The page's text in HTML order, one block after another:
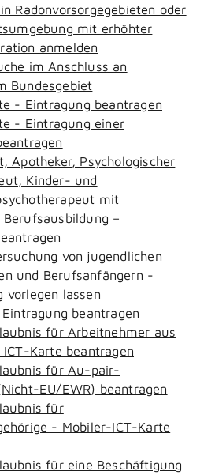
Radonvorsorgegebieten oder
mit erhöhter
anmelden
im Anschluss an
Bundesgebiet
- Eintragung beantragen
- Eintragung einer
Apotheker, Psychologischer
Kinder- und
mit
Berufsausbildung –
von jugendlichen
und Berufsanfängern -
vorlegen lassen
beantragen
für Arbeitnehmer aus
Karte beantragen
für Au-pair-
EU/EWR) beantragen
für
- Mobiler-ICT-Karte
für eine Beschäftigung